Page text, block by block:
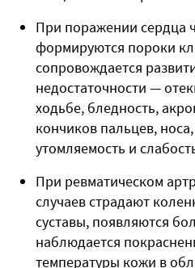
При поражении сердца
формируются пороки
сопровождается
недостаточности —
ходьбе, бледность,
кончиков пальцев,
утомляемость и
При ревматическом
случаев страдают
суставы, появляются
наблюдается
температуры кожи в